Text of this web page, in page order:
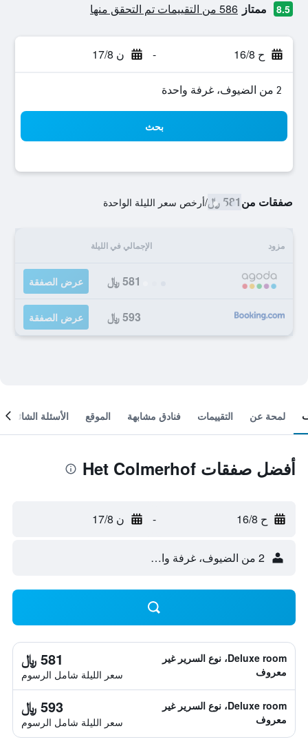
8.5 ممتاز 586 من التقييمات تم التحقق منها
ح 16/8 - ن 17/8
2 من الضيوف، غرفة واحدة
بحث
صفقات من581 ﷼ /أرخص سعر الليلة الواحدة
مزود الإجمالي في الليلة
581 ﷼ عرض الصفقة
593 ﷼ عرض الصفقة
لمحة عن التقييمات فنادق مشابهة الموقع الأسئلة الشائعة
أفضل صفقات Het Colmerhof
ح 16/8 - ن 17/8
2 من الضيوف، غرفة واحدة
Deluxe room، نوع السرير غير
معروف
581 ﷼
سعر الليلة شامل الرسوم
Deluxe room، نوع السرير غير
معروف
593 ﷼
سعر الليلة شامل الرسوم